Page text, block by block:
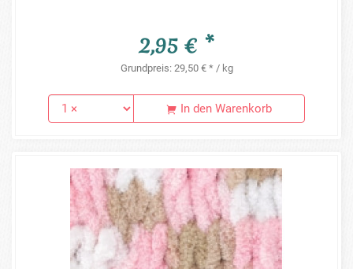
2,95 € *
Grundpreis: 29,50 € * / kg
In den Warenkorb